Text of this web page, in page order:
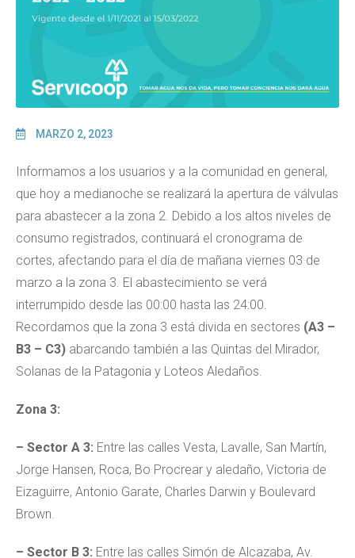
MARZO 2, 2023
Informamos a los usuarios y a la comunidad en general,
que hoy a medianoche se realizará la apertura de válvulas
para abastecer a la zona 2. Debido a los altos niveles de
consumo registrados, continuará el cronograma de
cortes, afectando para el día de mañana viernes 03 de
marzo a la zona 3. El abastecimiento se verá
interrumpido desde las 00:00 hasta las 24:00.
Recordamos que la zona 3 está divida en sectores (A3 –
B3 – C3) abarcando también a las Quintas del Mirador,
Solanas de la Patagonia y Loteos Aledaños.
Zona 3:
– Sector A 3: Entre las calles Vesta, Lavalle, San Martín,
Jorge Hansen, Roca, Bo Procrear y aledaño, Victoria de
Eizaguirre, Antonio Garate, Charles Darwin y Boulevard
Brown.
– Sector B 3: Entre las calles Simón de Alcazaba, Av.